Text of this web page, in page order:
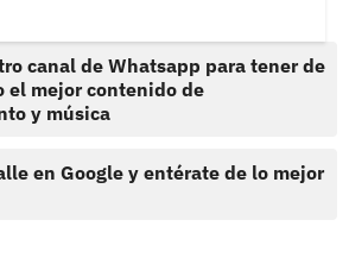
canal de Whatsapp para tener de
el mejor contenido de
y música
en Google y entérate de lo mejor